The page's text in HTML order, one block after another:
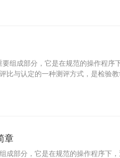
标意识和竞争意识，对促进参加考级
组成部分，它是在规范的操作程序
比与认定的一种测评方式，是检验
识和竞争意识，对促进参加考级人员
章
成部分，它是在规范的操作程序下